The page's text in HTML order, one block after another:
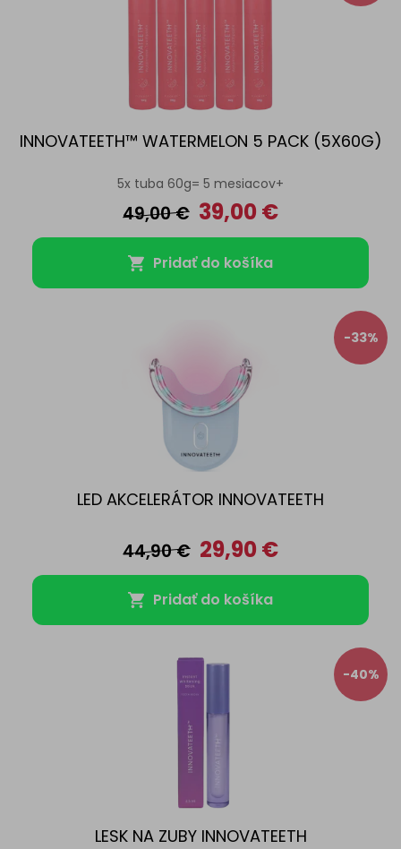
INNOVATEETH™ WATERMELON 5 PACK (5X60G)
5x tuba 60g= 5 mesiacov+
49,00€ 39,00 €
Pridať do košíka
-33%
LED AKCELERÁTOR INNOVATEETH
44,90€ 29,90 €
Pridať do košíka
-40%
LESK NA ZUBY INNOVATEETH